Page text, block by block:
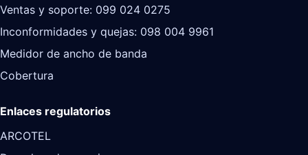
Ventas y soporte: 099 024 0275
Inconformidades y quejas: 098 004 9961
Medidor de ancho de banda
Cobertura
Enlaces regulatorios
ARCOTEL